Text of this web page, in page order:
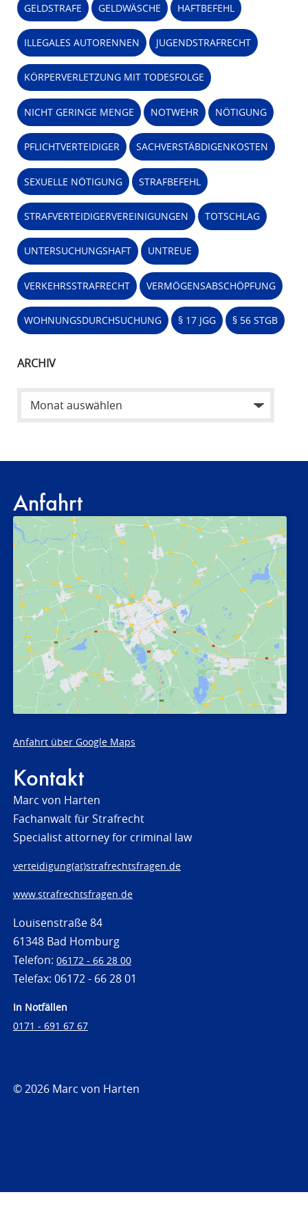
GELDSTRAFE GELDWÄSCHE HAFTBEFEHL
ILLEGALES AUTORENNEN JUGENDSTRAFRECHT
KÖRPERVERLETZUNG MIT TODESFOLGE
NICHT GERINGE MENGE NOTWEHR NÖTIGUNG
PFLICHTVERTEIDIGER SACHVERSTÄBDIGENKOSTEN
SEXUELLE NÖTIGUNG STRAFBEFEHL
STRAFVERTEIDIGERVEREINIGUNGEN TOTSCHLAG
UNTERSUCHUNGSHAFT UNTREUE
VERKEHRSSTRAFRECHT VERMÖGENSABSCHÖPFUNG
WOHNUNGSDURCHSUCHUNG § 17 JGG § 56 STGB
ARCHIV
Anfahrt
Anfahrt über Google Maps
Kontakt
Marc von Harten
Fachanwalt für Strafrecht
Specialist attorney for criminal law
verteidigung(at)strafrechtsfragen.de
www.strafrechtsfragen.de
Louisenstraße 84
61348 Bad Homburg
Telefon: 06172 - 66 28 00
Telefax: 06172 - 66 28 01
In Notfällen
0171 - 691 67 67
© 2026 Marc von Harten